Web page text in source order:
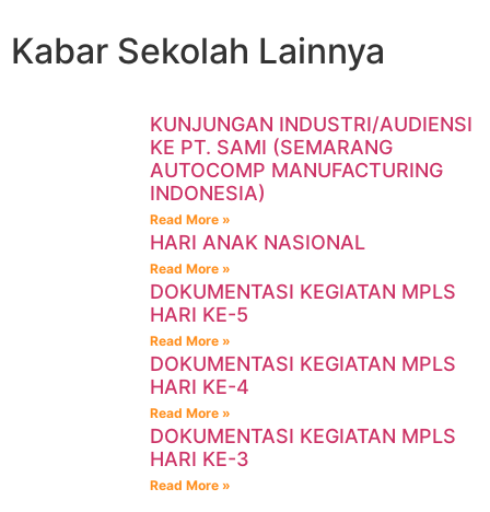
Kabar Sekolah Lainnya
KUNJUNGAN INDUSTRI/AUDIENSI
KE PT. SAMI (SEMARANG
AUTOCOMP MANUFACTURING
INDONESIA)
Read More »
HARI ANAK NASIONAL
Read More »
DOKUMENTASI KEGIATAN MPLS
HARI KE-5
Read More »
DOKUMENTASI KEGIATAN MPLS
HARI KE-4
Read More »
DOKUMENTASI KEGIATAN MPLS
HARI KE-3
Read More »